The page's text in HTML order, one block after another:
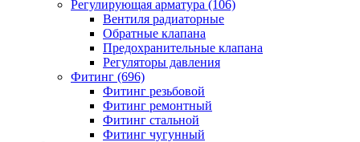
Регулирующая арматура (106)
Вентиля радиаторные
Обратные клапана
Предохранительные клапана
Регуляторы давления
Фитинг (696)
Фитинг резьбовой
Фитинг ремонтный
Фитинг стальной
Фитинг чугунный